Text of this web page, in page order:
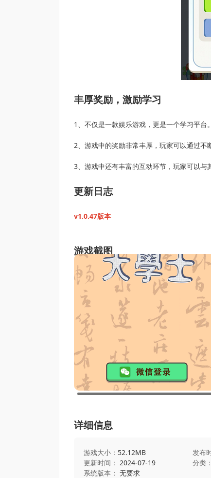
丰厚奖励，激励学习
1、不仅是一款娱乐游戏，更是一个学习平台
2、游戏中的奖励非常丰厚，玩家可以通过不
3、游戏中还有丰富的互动环节，玩家可以与
更新日志
v1.0.47版本
游戏截图
详细信息
游戏大小： 52.12MB 发布
更新时间： 2024-07-19 分类：
系统版本： 无要求